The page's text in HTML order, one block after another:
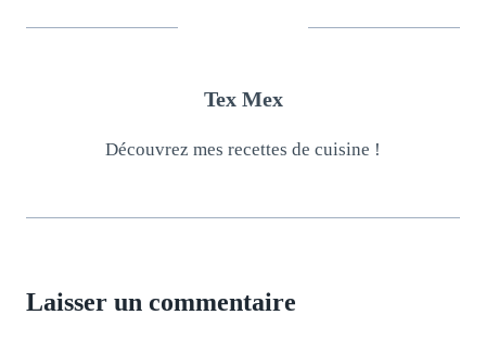
Tex Mex
Découvrez mes recettes de cuisine !
Laisser un commentaire